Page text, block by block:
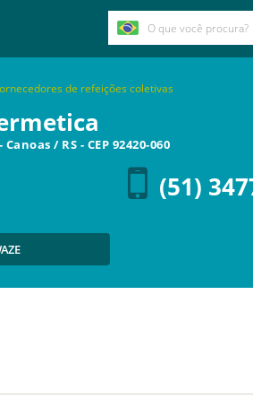
de refeições coletivas
- Canoas / RS - CEP 92420-060
(51)